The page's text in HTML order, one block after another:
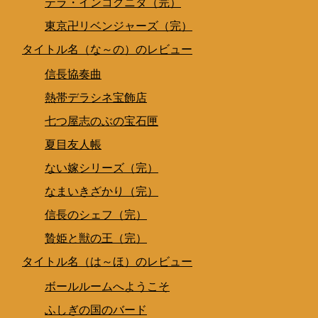
東京卍リベンジャーズ（完）
タイトル名（な～の）のレビュー
信長協奏曲
熱帯デラシネ宝飾店
七つ屋志のぶの宝石匣
夏目友人帳
ない嫁シリーズ（完）
なまいきざかり（完）
信長のシェフ（完）
贄姫と獣の王（完）
タイトル名（は～ほ）のレビュー
ボールルームへようこそ
ふしぎの国のバード